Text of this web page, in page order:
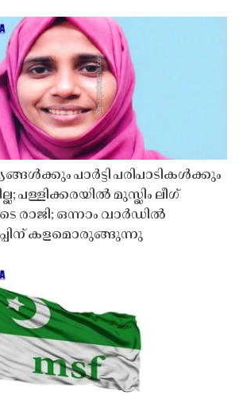
പാർട്ടി പരിപാടികൾക്കും
പള്ളിക്കരയിൽ മുസ്ലിം ലീഗ്
രാജി; ഒന്നാം വാർഡിൽ
കളമൊരുങ്ങുന്നു